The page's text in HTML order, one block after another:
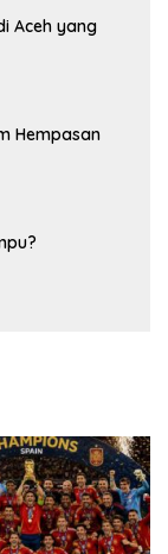
Aceh yang
Hempasan